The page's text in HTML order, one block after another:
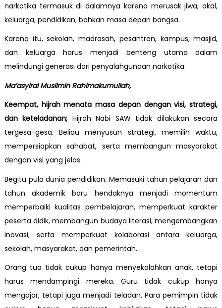
narkotika termasuk di dalamnya karena merusak jiwa, akal,
keluarga, pendidikan, bahkan masa depan bangsa.
Karena itu, sekolah, madrasah, pesantren, kampus, masjid,
dan keluarga harus menjadi benteng utama dalam
melindungi generasi dari penyalahgunaan narkotika.
Ma’asyiral Muslimin Rahimakumullah,
Keempat, hijrah menata masa depan dengan visi, strategi,
dan keteladanan; Hijrah Nabi SAW tidak dilakukan secara
tergesa-gesa. Beliau menyusun strategi, memilih waktu,
mempersiapkan sahabat, serta membangun masyarakat
dengan visi yang jelas.
Begitu pula dunia pendidikan. Memasuki tahun pelajaran dan
tahun akademik baru hendaknya menjadi momentum
memperbaiki kualitas pembelajaran, memperkuat karakter
peserta didik, membangun budaya literasi, mengembangkan
inovasi, serta memperkuat kolaborasi antara keluarga,
sekolah, masyarakat, dan pemerintah.
Orang tua tidak cukup hanya menyekolahkan anak, tetapi
harus mendampingi mereka. Guru tidak cukup hanya
mengajar, tetapi juga menjadi teladan. Para pemimpin tidak